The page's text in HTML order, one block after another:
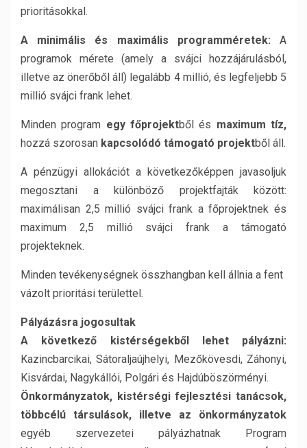
prioritásokkal.
A minimális és maximális programméretek: A
programok mérete (amely a svájci hozzájárulásból,
illetve az önerőből áll) legalább 4 millió, és legfeljebb 5
millió svájci frank lehet.
Minden program egy főprojektből és maximum tíz,
hozzá szorosan kapcsolódó támogató projektből áll.
A pénzügyi allokációt a következőképpen javasoljuk
megosztani a különböző projektfajták között:
maximálisan 2,5 millió svájci frank a főprojektnek és
maximum 2,5 millió svájci frank a támogató
projekteknek.
Minden tevékenységnek összhangban kell állnia a fent
vázolt prioritási területtel.
Pályázásra jogosultak
A következő kistérségekből lehet pályázni:
Kazincbarcikai, Sátoraljaújhelyi, Mezőkövesdi, Záhonyi,
Kisvárdai, Nagykállói, Polgári és Hajdúböszörményi.
Önkormányzatok, kistérségi fejlesztési tanácsok,
többcélú társulások, illetve az önkormányzatok
egyéb szervezetei pályázhatnak Program